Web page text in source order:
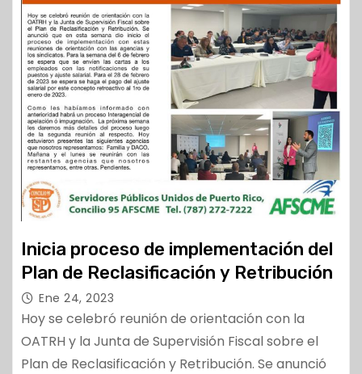
Inicia proceso de implementación del
Plan de Reclasificación y Retribución
Ene 24, 2023
Hoy se celebró reunión de orientación con la
OATRH y la Junta de Supervisión Fiscal sobre el
Plan de Reclasificación y Retribución. Se anunció